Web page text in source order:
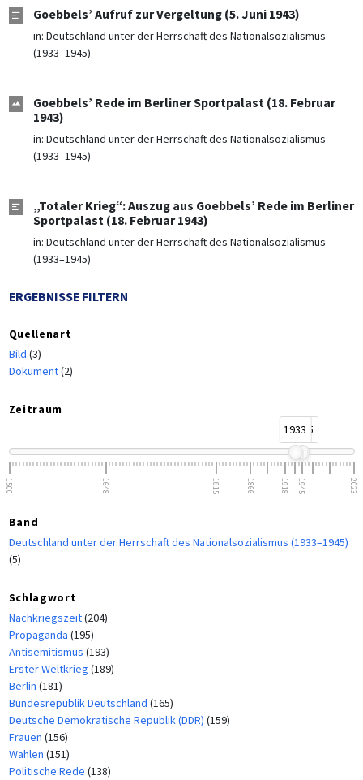
Goebbels’ Aufruf zur Vergeltung (5. Juni 1943)
in: Deutschland unter der Herrschaft des Nationalsozialismus
(1933–1945)
Goebbels’ Rede im Berliner Sportpalast (18. Februar
1943)
in: Deutschland unter der Herrschaft des Nationalsozialismus
(1933–1945)
„Totaler Krieg“: Auszug aus Goebbels’ Rede im Berliner
Sportpalast (18. Februar 1943)
in: Deutschland unter der Herrschaft des Nationalsozialismus
(1933–1945)
ERGEBNISSE FILTERN
Quellenart
Bild (3)
Dokument(2)
Zeitraum
1933
1945
1500 1648 1815 1866 1918 1945 2023
Band
Deutschland unter der Herrschaft des Nationalsozialismus (1933–1945)
(5)
Schlagwort
Nachkriegszeit(204)
Propaganda (195)
Antisemitismus (193)
Erster Weltkrieg (189)
Berlin (181)
Bundesrepublik Deutschland (165)
Deutsche Demokratische Republik (DDR) (159)
Frauen (156)
Wahlen (151)
Politische Rede (138)